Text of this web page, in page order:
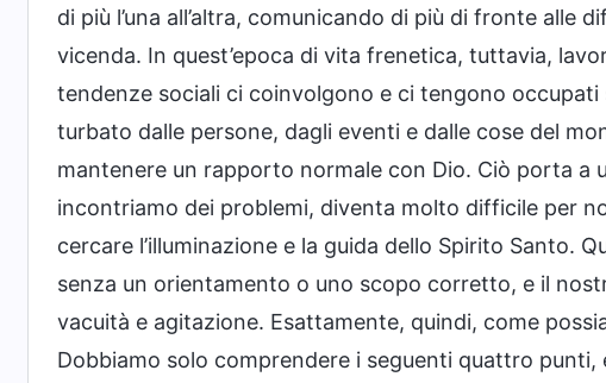
di più l’una all’altra, comunicando di più di fronte alle
vicenda. In quest’epoca di vita frenetica, tuttavia,
tendenze sociali ci coinvolgono e ci tengono
turbato dalle persone, dagli eventi e dalle cose del
mantenere un rapporto normale con Dio. Ciò porta a
incontriamo dei problemi, diventa molto difficile per
cercare l’illuminazione e la guida dello Spirito Santo.
senza un orientamento o uno scopo corretto, e il
vacuità e agitazione. Esattamente, quindi, come
Dobbiamo solo comprendere i seguenti quattro